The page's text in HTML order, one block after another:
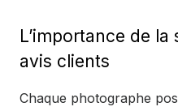
L’importance de
avis clients
Chaque photographe